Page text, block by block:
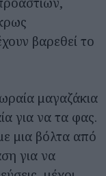
βαρεθεί το
μαγαζάκια
για να τα φας.
μια βόλτα από
για να